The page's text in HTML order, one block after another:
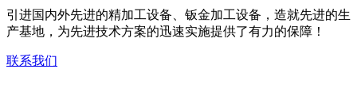
引进国内外先进的精加工设备、钣金加工设备，造就先进的生
产基地，为先进技术方案的迅速实施提供了有力的保障！
联系我们